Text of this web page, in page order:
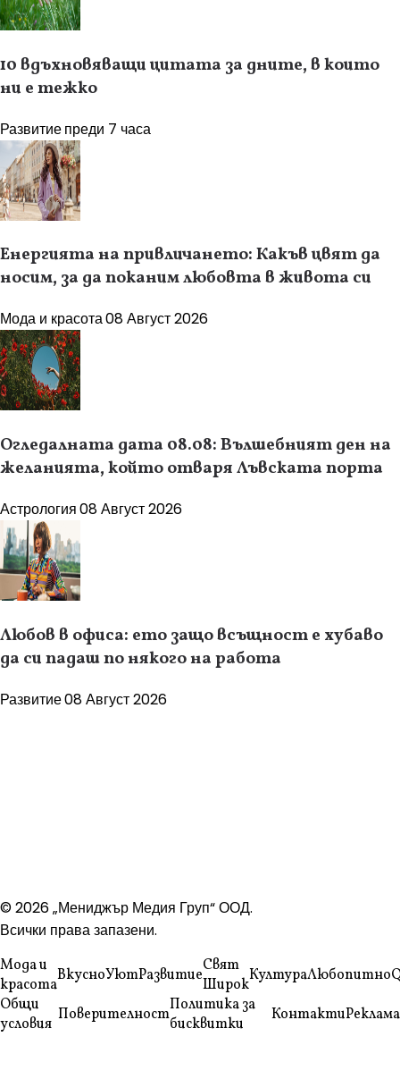
10 вдъхновяващи цитата за дните, в които
ни е тежко
Развитиепреди 7 часа
Енергията на привличането: Какъв цвят да
носим, за да поканим любовта в живота си
Мода и красота08 Август 2026
Огледалната дата 08.08: Вълшебният ден на
желанията, който отваря Лъвската порта
Астрология08 Август 2026
Любов в офиса: ето защо всъщност е хубаво
да си падаш по някого на работа
Развитие08 Август 2026
© 2026 „Мениджър Медия Груп“ ООД.
Всички права запазени.
Мода и
красотаВкусноУютРазвитиеСвят
ШирокКултураЛюбопитно
Общи
условия ПоверителностПолитика за
бисквитки
КонтактиРеклама